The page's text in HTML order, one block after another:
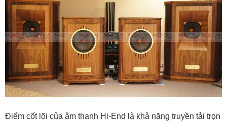
Điểm cốt lõi của âm thanh Hi-End là khả năng truyền tải trọn